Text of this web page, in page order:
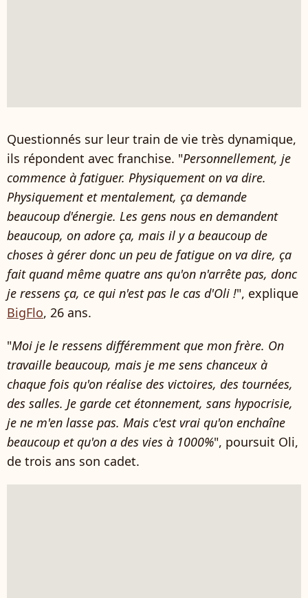
Questionnés sur leur train de vie très dynamique,
ils répondent avec franchise. "Personnellement, je
commence à fatiguer. Physiquement on va dire.
Physiquement et mentalement, ça demande
beaucoup d'énergie. Les gens nous en demandent
beaucoup, on adore ça, mais il y a beaucoup de
choses à gérer donc un peu de fatigue on va dire, ça
fait quand même quatre ans qu'on n'arrête pas, donc
je ressens ça, ce qui n'est pas le cas d'Oli !", explique
BigFlo, 26 ans.
"Moi je le ressens différemment que mon frère. On
travaille beaucoup, mais je me sens chanceux à
chaque fois qu'on réalise des victoires, des tournées,
des salles. Je garde cet étonnement, sans hypocrisie,
je ne m'en lasse pas. Mais c'est vrai qu'on enchaîne
beaucoup et qu'on a des vies à 1000%", poursuit Oli,
de trois ans son cadet.